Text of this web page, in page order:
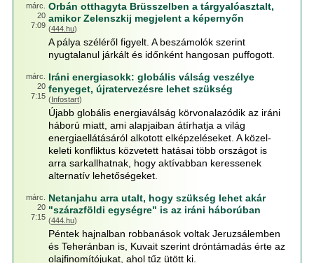
márc.
20
7:09
Orbán otthagyta Brüsszelben a tárgyalóasztalt,
amikor Zelenszkij megjelent a képernyőn
(444.hu)
A pálya széléről figyelt. A beszámolók szerint
nyugtalanul járkált és időnként hangosan puffogott.
márc.
20
7:15
Iráni energiasokk: globális válság veszélye
fenyeget, újratervezésre lehet szükség
(Infostart)
Újabb globális energiaválság körvonalazódik az iráni
háború miatt, ami alapjaiban átírhatja a világ
energiaellátásáról alkotott elképzeléseket. A közel-
keleti konfliktus közvetett hatásai több országot is
arra sarkallhatnak, hogy aktívabban keressenek
alternatív lehetőségeket.
márc.
20
7:15
Netanjahu arra utalt, hogy szükség lehet akár
"szárazföldi egységre" is az iráni háborúban
(444.hu)
Péntek hajnalban robbanások voltak Jeruzsálemben
és Teheránban is, Kuvait szerint dróntámadás érte az
olajfinomítójukat, ahol tűz ütött ki.